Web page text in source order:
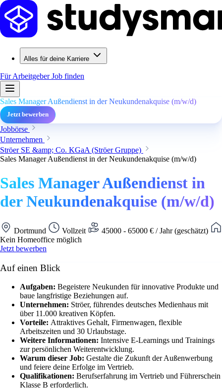
Alles für deine Karriere
Für ArbeitgeberJob finden
Sales Manager Außendienst in der Neukundenakquise (m/w/d)
Jetzt bewerben
Jobbörse
Unternehmen
Ströer SE &amp; Co. KGaA (Ströer Gruppe)
Sales Manager Außendienst in der Neukundenakquise (m/w/d)
Sales Manager Außendienst in
der Neukundenakquise (m/w/d)
Dortmund Vollzeit
45000 - 65000 € / Jahr (geschätzt)
Kein Homeoffice möglich
Jetzt bewerben
Auf einen Blick
Aufgaben: Begeistere Neukunden für innovative Produkte und
baue langfristige Beziehungen auf.
Unternehmen: Ströer, führendes deutsches Medienhaus mit
über 11.000 kreativen Köpfen.
Vorteile: Attraktives Gehalt, Firmenwagen, flexible
Arbeitszeiten und 30 Urlaubstage.
Weitere Informationen: Intensive E-Learnings und Trainings
zur persönlichen Weiterentwicklung.
Warum dieser Job: Gestalte die Zukunft der Außenwerbung
und feiere deine Erfolge im Vertrieb.
Qualifikationen: Berufserfahrung im Vertrieb und Führerschein
Klasse B erforderlich.